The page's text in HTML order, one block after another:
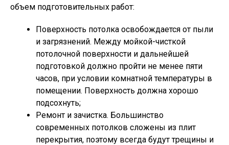
объем подготовительных работ:
Поверхность потолка освобождается от пыли
и загрязнений. Между мойкой-чисткой
потолочной поверхности и дальнейшей
подготовкой должно пройти не менее пяти
часов, при условии комнатной температуры в
помещении. Поверхность должна хорошо
подсохнуть;
Ремонт и зачистка. Большинство
современных потолков сложены из плит
перекрытия, поэтому всегда будут трещины и